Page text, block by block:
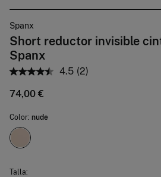
Spanx
Short reductor invisible
Spanx
4.5 (2)
74,00 €
Color: nude
Talla: